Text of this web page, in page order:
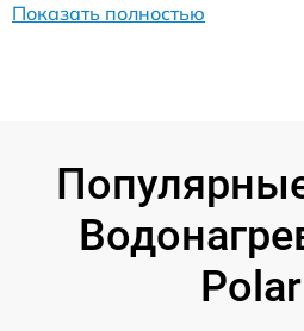
Показать полностью